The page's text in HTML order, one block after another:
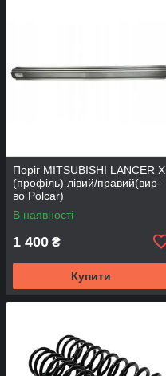
Поріг MITSUBISHI LANCER Х
(профіль) лівий/правий(вир-
во Polcar)
В наявності
1 400 ₴
Купити